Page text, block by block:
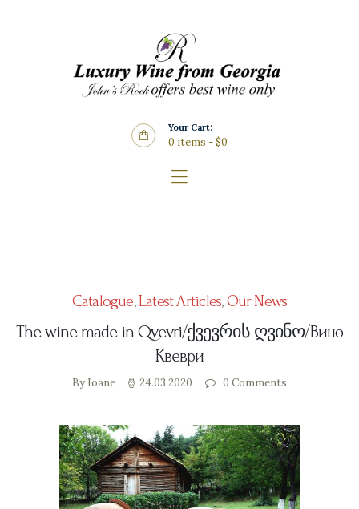
Your Cart:
0 items -$0
Catalogue,Latest Articles,Our News
The wine made in Qvevri/ქვევრის ღვინო/Вино
Квеври
By Ioane 24.03.2020 0 Comments